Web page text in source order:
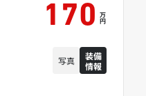
170 万
円
写真
装備
情報